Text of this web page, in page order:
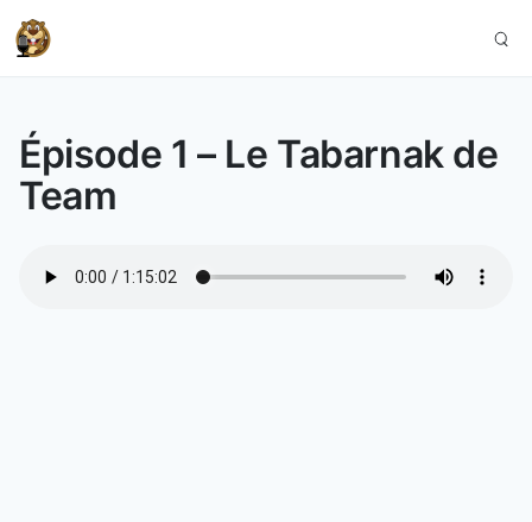
Épisode 1 – Le Tabarnak de
Team